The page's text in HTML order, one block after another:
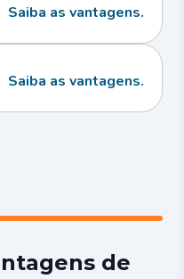
Saiba as vantagens.
Saiba as vantagens.
de